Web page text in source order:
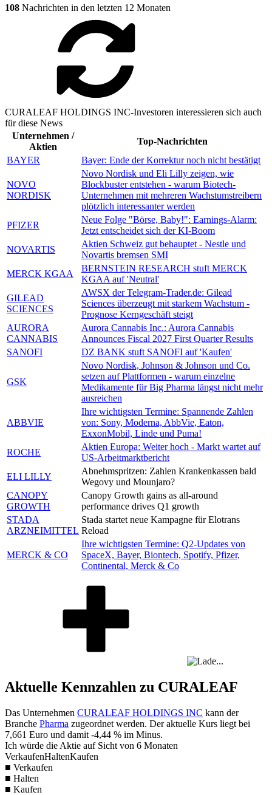
108 Nachrichten in den letzten 12 Monaten
CURALEAF HOLDINGS INC-Investoren interessieren sich auch
für diese News
Unternehmen /
Aktien
Top-Nachrichten
BAYER
Bayer: Ende der Korrektur noch nicht bestätigt
NOVO
NORDISK
Novo Nordisk und Eli Lilly zeigen, wie
Blockbuster entstehen - warum Biotech-
Unternehmen mit mehreren Wachstumstreibern
plötzlich interessanter werden
PFIZER
Neue Folge "Börse, Baby!": Earnings-Alarm:
Jetzt entscheidet sich der KI-Boom
NOVARTIS
Aktien Schweiz gut behauptet - Nestle und
Novartis bremsen SMI
MERCK KGAA
BERNSTEIN RESEARCH stuft MERCK
KGAA auf 'Neutral'
GILEAD
SCIENCES
AWSX der Telegram-Trader.de: Gilead
Sciences überzeugt mit starkem Wachstum -
Prognose Kerngeschäft steigt
AURORA
CANNABIS
Aurora Cannabis Inc.: Aurora Cannabis
Announces Fiscal 2027 First Quarter Results
SANOFI
DZ BANK stuft SANOFI auf 'Kaufen'
GSK
Novo Nordisk, Johnson & Johnson und Co.
setzen auf Plattformen - warum einzelne
Medikamente für Big Pharma längst nicht mehr
ausreichen
ABBVIE
Ihre wichtigsten Termine: Spannende Zahlen
von: Sony, Moderna, AbbVie, Eaton,
ExxonMobil, Linde und Puma!
ROCHE
Aktien Europa: Weiter hoch - Markt wartet auf
US-Arbeitmarktbericht
ELI LILLY
Abnehmspritzen: Zahlen Krankenkassen bald
Wegovy und Mounjaro?
CANOPY
GROWTH
Canopy Growth gains as all-around
performance drives Q1 growth
STADA
ARZNEIMITTEL
Stada startet neue Kampagne für Elotrans
Reload
MERCK & CO
Ihre wichtigsten Termine: Q2-Updates von
SpaceX, Bayer, Biontech, Spotify, Pfizer,
Continental, Merck & Co
Aktuelle Kennzahlen zu CURALEAF
Das Unternehmen CURALEAF HOLDINGS INC kann der
Branche Pharma zugeordnet werden. Der aktuelle Kurs liegt bei
7,661 Euro und damit -4,44 % im Minus.
Ich würde die Aktie auf Sicht von 6 Monaten
VerkaufenHaltenKaufen
■ Verkaufen
■ Halten
■ Kaufen